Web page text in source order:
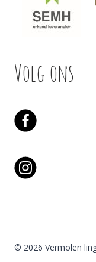
Volg ons
© 2026 Vermolen